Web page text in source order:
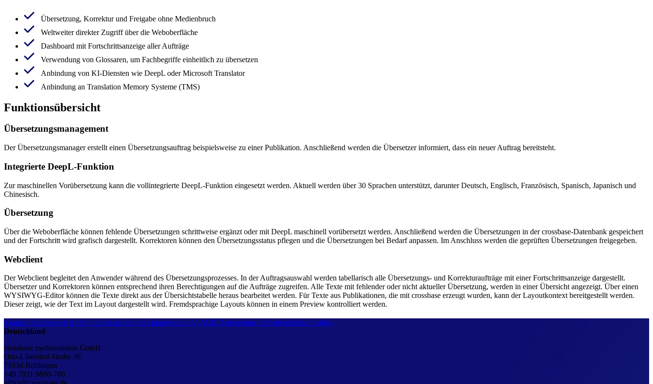
Übersetzung, Korrektur und Freigabe ohne Medienbruch
Weltweiter direkter Zugriff über die Weboberfläche
Dashboard mit Fortschrittsanzeige aller Aufträge
Verwendung von Glossaren, um Fachbegriffe einheitlich zu übersetzen
Anbindung von KI-Diensten wie DeepL oder Microsoft Translator
Anbindung an Translation Memory Systeme (TMS)
Funktionsübersicht
Übersetzungsmanagement
Der Übersetzungsmanager erstellt einen Übersetzungsauftrag beispielsweise zu einer Publikation. Anschließend werden die Übersetzer informiert, dass ein neuer Auftrag bereitsteht.
Integrierte DeepL-Funktion
Zur maschinellen Vorübersetzung kann die vollintegrierte DeepL-Funktion eingesetzt werden. Aktuell werden über 30 Sprachen unterstützt, darunter Deutsch, Englisch, Französisch, Spanisch, Japanisch und
Chinesisch.
Übersetzung
Über die Weboberfläche können fehlende Übersetzungen schrittweise ergänzt oder mit DeepL maschinell vorübersetzt werden. Anschließend werden die Übersetzungen in der crossbase-Datenbank gespeichert
und der Fortschritt wird grafisch dargestellt. Korrektoren können den Übersetzungsstatus pflegen und die Übersetzungen bei Bedarf anpassen. Im Anschluss werden die geprüften Übersetzungen freigegeben.
Webclient
Der Webclient begleitet den Anwender während des Übersetzungsprozesses. In der Auftragsauswahl werden tabellarisch alle Übersetzungs- und Korrekturaufträge mit einer Fortschrittsanzeige dargestellt.
Übersetzer und Korrektoren können entsprechend ihren Berechtigungen auf die Aufträge zugreifen. Alle Texte mit fehlender oder nicht aktueller Übersetzung, werden in einer Übersicht angezeigt. Über einen
WYSIWYG-Editor können die Texte direkt aus der Übersichtstabelle heraus bearbeitet werden. Für Texte aus Publikationen, die mit crossbase erzeugt wurden, kann der Layoutkontext bereitgestellt werden.
Dieser zeigt, wie der Text im Layout dargestellt wird. Fremdsprachige Layouts können in einem Preview kontrolliert werden.
Kontakt Standorte & Anfahrt crossbase for kids Impressum und AGB Datenschutz Sicherheitslücke melden
Deutschland
crossbase mediasolution GmbH
Otto-Lilienthal-Straße 36
71034 Böblingen
+49 7031 9880-700